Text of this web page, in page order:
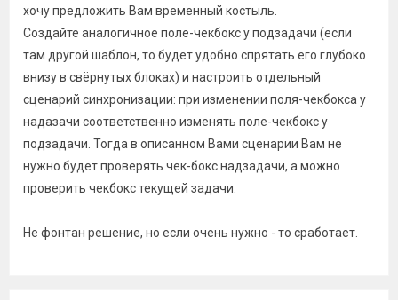
хочу предложить Вам временный костыль.
Создайте аналогичное поле-чекбокс у подзадачи (если
там другой шаблон, то будет удобно спрятать его глубоко
внизу в свёрнутых блоках) и настроить отдельный
сценарий синхронизации: при изменении поля-чекбокса у
надазачи соответственно изменять поле-чекбокс у
подзадачи. Тогда в описанном Вами сценарии Вам не
нужно будет проверять чек-бокс надзадачи, а можно
проверить чекбокс текущей задачи.
Не фонтан решение, но если очень нужно - то сработает.